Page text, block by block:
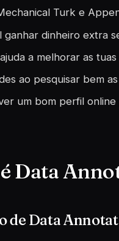
Turk e
ganhar dinheiro extra
a melhorar as
ao pesquisar bem
um bom perfil
é Data
de Data